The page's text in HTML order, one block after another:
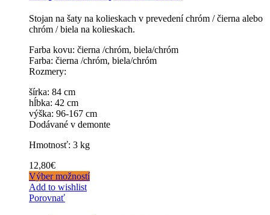
Stojan na šaty na kolieskach v prevedení chróm / čierna alebo
chróm / biela na kolieskach.
Farba kovu: čierna /chróm, biela/chróm
Farba: čierna /chróm, biela/chróm
Rozmery:
šírka: 84 cm
hĺbka: 42 cm
výška: 96-167 cm
Dodávané v demonte
Hmotnosť: 3 kg
12,80€
Výber možností
Add to wishlist
Porovnať